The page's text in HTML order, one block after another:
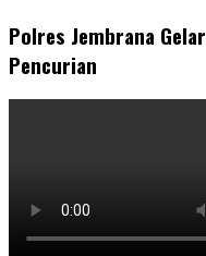
Polres Jembrana
Pencurian